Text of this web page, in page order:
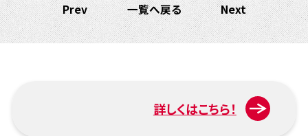
Prev 一覧へ戻る Next
詳しくはこちら！